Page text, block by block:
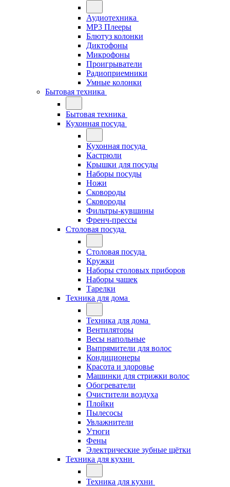
Аудиотехника
MP3 Плееры
Блютуз колонки
Диктофоны
Микрофоны
Проигрыватели
Радиоприемники
Умные колонки
Бытовая техника
Бытовая техника
Кухонная посуда
Кухонная посуда
Кастрюли
Крышки для посуды
Наборы посуды
Ножи
Сковороды
Сковороды
Фильтры-кувшины
Френч-прессы
Столовая посуда
Столовая посуда
Кружки
Наборы столовых приборов
Наборы чашек
Тарелки
Техника для дома
Техника для дома
Вентиляторы
Весы напольные
Выпрямители для волос
Кондиционеры
Красота и здоровье
Машинки для стрижки волос
Обогреватели
Очистители воздуха
Плойки
Пылесосы
Увлажнители
Утюги
Фены
Электрические зубные щётки
Техника для кухни
Техника для кухни